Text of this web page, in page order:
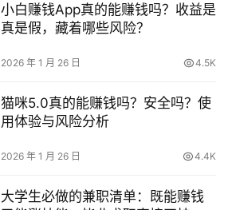
小白赚钱App真的能赚钱吗？收益是
真是假，藏着哪些风险？
2026 年 1 月 26 日 4.5K
猫咪5.0真的能赚钱吗？安全吗？使
用体验与风险分析
2026 年 1 月 26 日 4.4K
大学生必做的兼职清单：既能赚钱